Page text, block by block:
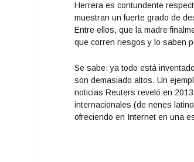
Herrera es contundente
muestran un fuerte grado de
Entre ellos, que la madre
que corren riesgos y lo saben
Se sabe: ya todo está
son demasiado altos. Un
noticias Reuters reveló en
internacionales (de nenes
ofreciendo en Internet en una